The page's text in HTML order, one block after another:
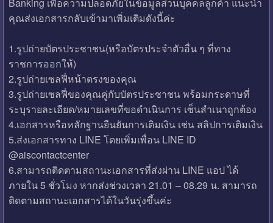
Banking เพื่อความปลอดภัยในข้อมูลส่วนบุคคลลูกค้า แนะนำ
คุณส่งเอกสารกลับเข้ามาเพิ่มเติมดังนี้ค่ะ
1.รูปถ่ายบัตรประชาชน(หรือบัตรประจำตัวอื่น ๆ ที่ทาง
ราชการออกให้)
2.รูปถ่ายเซลฟี่หน้าตรงของคุณ
3.รูปถ่ายเซลฟี่ของคุณคู่กับบัตรประชาชน พร้อมกระดาษที่
ระบุรายละเอียด/หมายเลขที่ขอดำเนินการ เซ็นสำเนาถูกต้อง
4.เอกสารหรือหลักฐานยืนยันการเติมเงิน เช่น สลิปการเติมเงิน
5.ส่งเอกสารทาง LINE โดยเพิ่มเพื่อน LINE ID
@aiscontactcenter
6.สามารถติดตามสถานะเอกสารที่ส่งผ่าน LINE แอป ได้
ภายใน 5 ชั่วโมง หากส่งช่วงเวลา 21.01 – 08.29 น. สามารถ
ติดตามสถานะเอกสารได้ในวันรุ่งขึ้นค่ะ